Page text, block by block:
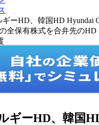
ーHD、韓国HD Hyundai
の全保有株式を合弁先のHD
ギーHD、韓国